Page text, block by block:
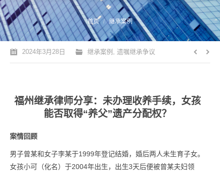
您的位置： 首页 继承案例
2024年3月28日 继承案例 , 遗嘱继承争议
福州继承律师分享：未办理收养手续，女孩
能否取得“养父”遗产分配权？
案情回顾
男子曾某和女子李某于1999年登记结婚，婚后两人未生育子女。
女孩小可（化名）于2004年出生，出生3天后便被曾某夫妇领